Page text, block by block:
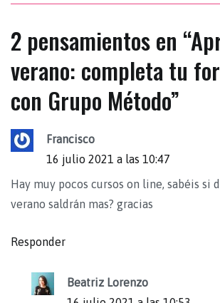
2 pensamientos en “
verano: completa tu
con Grupo Método”
Francisco
16 julio 2021 a las 10:47
Hay muy pocos cursos on line, sabéis si
verano saldrán mas? gracias
Responder
Beatriz Lorenzo